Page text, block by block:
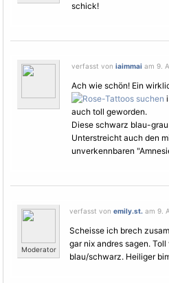
schick!
verfasst von iaimmai am 9.
Ach wie schön! Ein
auch toll geworden.
Diese schwarz blau-
Unterstreicht auch den
unverkennbaren
Moderator
verfasst von emily.st. am 9.
Scheisse ich brech
gar nix andres sagen.
blau/schwarz. Heiliger